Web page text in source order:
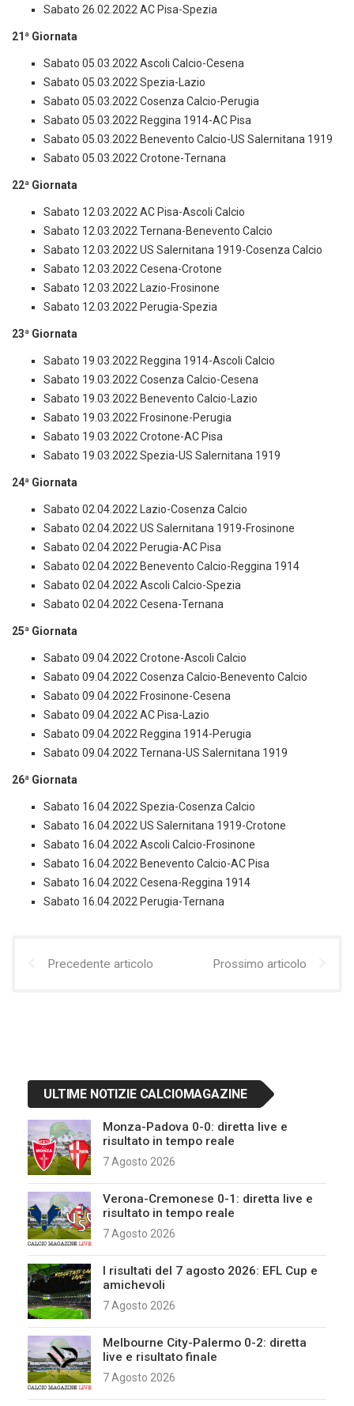
Sabato 26.02.2022 AC Pisa-Spezia
21ª Giornata
Sabato 05.03.2022 Ascoli Calcio-Cesena
Sabato 05.03.2022 Spezia-Lazio
Sabato 05.03.2022 Cosenza Calcio-Perugia
Sabato 05.03.2022 Reggina 1914-AC Pisa
Sabato 05.03.2022 Benevento Calcio-US Salernitana 1919
Sabato 05.03.2022 Crotone-Ternana
22ª Giornata
Sabato 12.03.2022 AC Pisa-Ascoli Calcio
Sabato 12.03.2022 Ternana-Benevento Calcio
Sabato 12.03.2022 US Salernitana 1919-Cosenza Calcio
Sabato 12.03.2022 Cesena-Crotone
Sabato 12.03.2022 Lazio-Frosinone
Sabato 12.03.2022 Perugia-Spezia
23ª Giornata
Sabato 19.03.2022 Reggina 1914-Ascoli Calcio
Sabato 19.03.2022 Cosenza Calcio-Cesena
Sabato 19.03.2022 Benevento Calcio-Lazio
Sabato 19.03.2022 Frosinone-Perugia
Sabato 19.03.2022 Crotone-AC Pisa
Sabato 19.03.2022 Spezia-US Salernitana 1919
24ª Giornata
Sabato 02.04.2022 Lazio-Cosenza Calcio
Sabato 02.04.2022 US Salernitana 1919-Frosinone
Sabato 02.04.2022 Perugia-AC Pisa
Sabato 02.04.2022 Benevento Calcio-Reggina 1914
Sabato 02.04.2022 Ascoli Calcio-Spezia
Sabato 02.04.2022 Cesena-Ternana
25ª Giornata
Sabato 09.04.2022 Crotone-Ascoli Calcio
Sabato 09.04.2022 Cosenza Calcio-Benevento Calcio
Sabato 09.04.2022 Frosinone-Cesena
Sabato 09.04.2022 AC Pisa-Lazio
Sabato 09.04.2022 Reggina 1914-Perugia
Sabato 09.04.2022 Ternana-US Salernitana 1919
26ª Giornata
Sabato 16.04.2022 Spezia-Cosenza Calcio
Sabato 16.04.2022 US Salernitana 1919-Crotone
Sabato 16.04.2022 Ascoli Calcio-Frosinone
Sabato 16.04.2022 Benevento Calcio-AC Pisa
Sabato 16.04.2022 Cesena-Reggina 1914
Sabato 16.04.2022 Perugia-Ternana
Precedente articolo Prossimo articolo
ULTIME NOTIZIE CALCIOMAGAZINE
Monza-Padova 0-0: diretta live e
risultato in tempo reale
7 Agosto 2026
Verona-Cremonese 0-1: diretta live e
risultato in tempo reale
7 Agosto 2026
I risultati del 7 agosto 2026: EFL Cup e
amichevoli
7 Agosto 2026
Melbourne City-Palermo 0-2: diretta
live e risultato finale
7 Agosto 2026